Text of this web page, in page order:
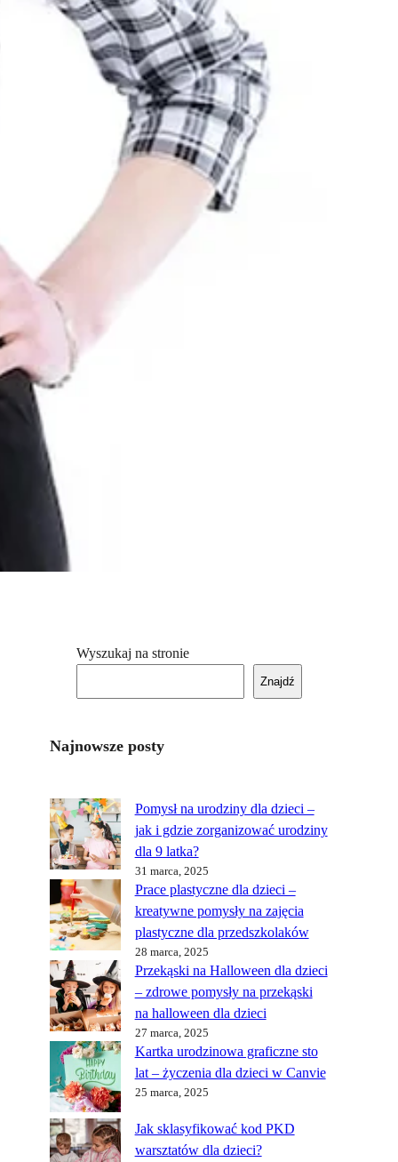
Wyszukaj na stronie
Znajdź
Najnowsze posty
Pomysł na urodziny dla dzieci –
jak i gdzie zorganizować urodziny
dla 9 latka?
31 marca, 2025
Prace plastyczne dla dzieci –
kreatywne pomysły na zajęcia
plastyczne dla przedszkolaków
28 marca, 2025
Przekąski na Halloween dla dzieci
– zdrowe pomysły na przekąski
na halloween dla dzieci
27 marca, 2025
Kartka urodzinowa graficzne sto
lat – życzenia dla dzieci w Canvie
25 marca, 2025
Jak sklasyfikować kod PKD
warsztatów dla dzieci?